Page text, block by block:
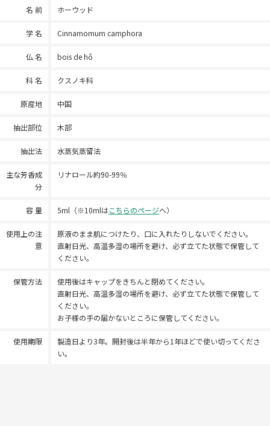
名 前 ホーウッド
学 名 Cinnamomum camphora
仏 名 bois de hô
科 名 クスノキ科
原産地 中国
抽出部位 木部
抽出法 水蒸気蒸留法
主な芳香成
分
リナロール約90-99％
容 量 5ml（※10mlはこちらのページへ）
使用上の注
意
原液のまま肌につけたり、口に入れたりしないでください。
直射日光、高温多湿の場所を避け、必ず立てた状態で保管して
ください。
保管方法
使用後はキャップをきちんと閉めてください。
直射日光、高温多湿の場所を避け、必ず立てた状態で保管して
ください。
お子様の手の届かないところに保管してください。
使用期限
製造日より3年。開封後は半年から1年ほどで使い切ってくださ
い。